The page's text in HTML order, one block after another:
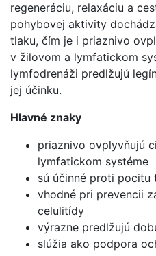
regeneráciu, relaxáciu a
pohybovej aktivity
tlaku, čím je i priaznivo
v žilovom a lymfatickom
lymfodrenáži predlžujú
jej účinku.
Hlavné znaky
priaznivo ovplyvňujú
lymfatickom systéme
sú účinné proti pocitu
vhodné pri prevencii
celulitídy
výrazne predlžujú
slúžia ako podpora